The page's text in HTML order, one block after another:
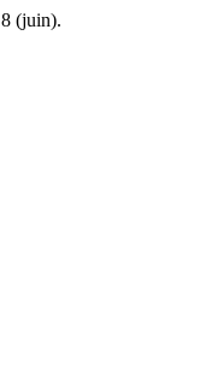
8 (juin).